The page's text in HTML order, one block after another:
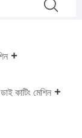
ডাই কাটিং মেশিন